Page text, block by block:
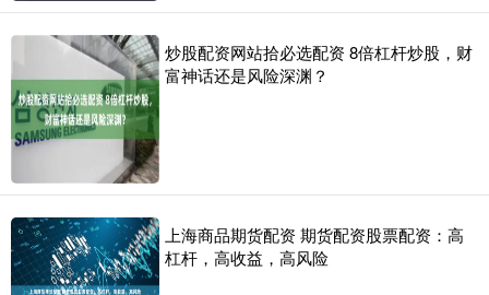
炒股配资网站拾必选配资 8倍杠杆炒股，财
富神话还是风险深渊？
上海商品期货配资 期货配资股票配资：高
杠杆，高收益，高风险